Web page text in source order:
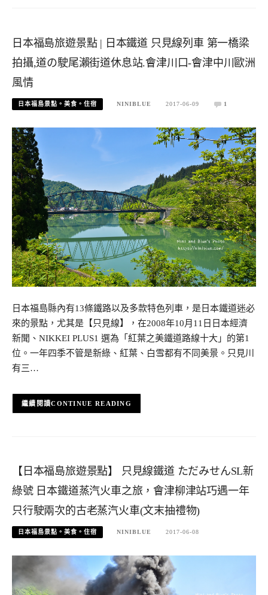
日本福島旅遊景點 | 日本鐵道 只見線列車 第一橋梁
拍攝,道の駛尾瀨街道休息站.會津川口-會津中川歐洲
風情
日本福島景點。美食。住宿 NINIBLUE 2017-06-09 1
日本福島縣內有13條鐵路以及多款特色列車，是日本鐵道迷必
來的景點，尤其是【只見線】，在2008年10月11日日本經濟
新聞、NIKKEI PLUS1 選為「紅葉之美鐵道路線十大」的第1
位。一年四季不管是新綠、紅葉、白雪都有不同美景。只見川
有三…
CONTINUE READING
【日本福島旅遊景點】 只見線鐵道 ただみせんSL新
綠號 日本鐵道蒸汽火車之旅，會津柳津站巧遇一年
只行駛兩次的古老蒸汽火車(文末抽禮物)
日本福島景點。美食。住宿 NINIBLUE 2017-06-08